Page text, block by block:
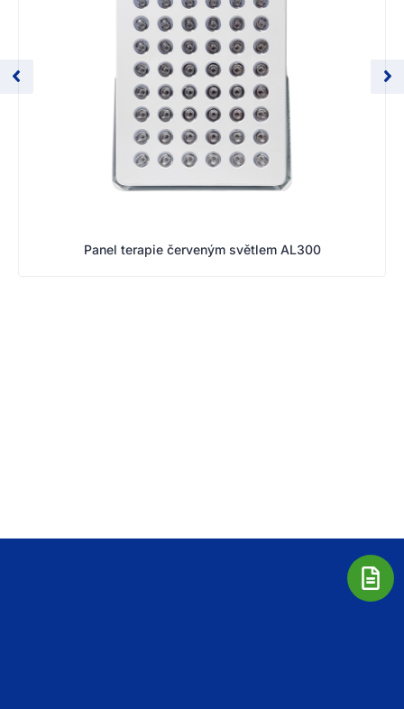
Panel terapie červeným světlem AL300